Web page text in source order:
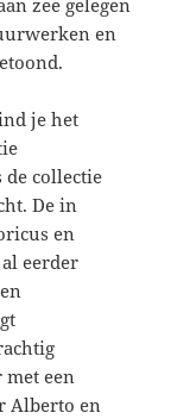
en
je het
collectie
De in
en
eerder
een
Alberto en